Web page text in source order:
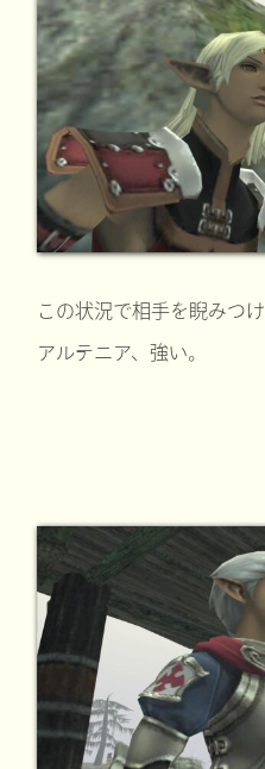
この状況で相手を睨みつ
アルテニア、強い。